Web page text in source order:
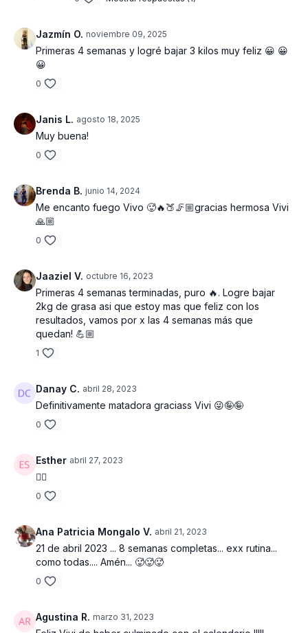
- 1 disco opcional
- Cuerda para saltar
Calentamiento general y específico aprox 8:30 minutos (
banda elástica necesaria )
Bloque 1 : Sentadilla sumo con mancuerna 15 rep| Peso muerto
sumo 15 rep | Desplante estático elevado 15 rep x pierna| 3
series totales
Bloque 2 : Puente de caderas con elevación en disco 20 rep |
puente de cadera - abro cierro rodillas 20 rep | 3 series
totales
Bloque 3 : Patada arriba flexionada 25 rep x pierna | Patada
lateral pierna flexionada 25 rep x pierna | Elevación de pierna
seg | Descanso 10 seg entre ejercicios
Salto regular con cuerda | Plancha reversa mano toca pies
contrario | Salto rodillas arriba con cuerda | Plancha de 4 toco
Combinación de plancha regular a plancha de codos.
Estiramiento final aprox 4 minutos.
Jazmín O. noviembre 09, 2025
Primeras 4 semanas y logré bajar 3 kilos muy feliz 😀 😀
😀
0
Janis L. agosto 18, 2025
Muy buena!
0
Brenda B. junio 14, 2024
Me encanto fuego Vivo 🥵🔥🍑🦵🏼gracias hermosa Vivi
🙏🏼
0
Jaaziel V. octubre 16, 2023
Primeras 4 semanas terminadas, puro 🔥. Logre bajar
2kg de grasa asi que estoy mas que feliz con los
resultados, vamos por x las 4 semanas más que
quedan! 💪🏼
1
Danay C. abril 28, 2023
Definitivamente matadora graciass Vivi 😜🤪🤪
0
Esther abril 27, 2023
👍🏻
0
Ana Patricia Mongalo V. abril 21, 2023
21 de abril 2023 ... 8 semanas completas... exx rutina...
como todas.... Amén... 🥵🥵🥵
0
Agustina R. marzo 31, 2023